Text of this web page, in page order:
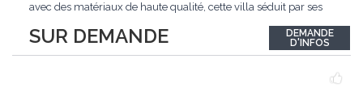
SUR DEMANDE
avec des matériaux de haute qualité, cette villa séduit par ses
remarquable.L'espace de vie s'ouvre sur un jardin avec piscine,
un véritable...
DEMANDE
D'INFOS